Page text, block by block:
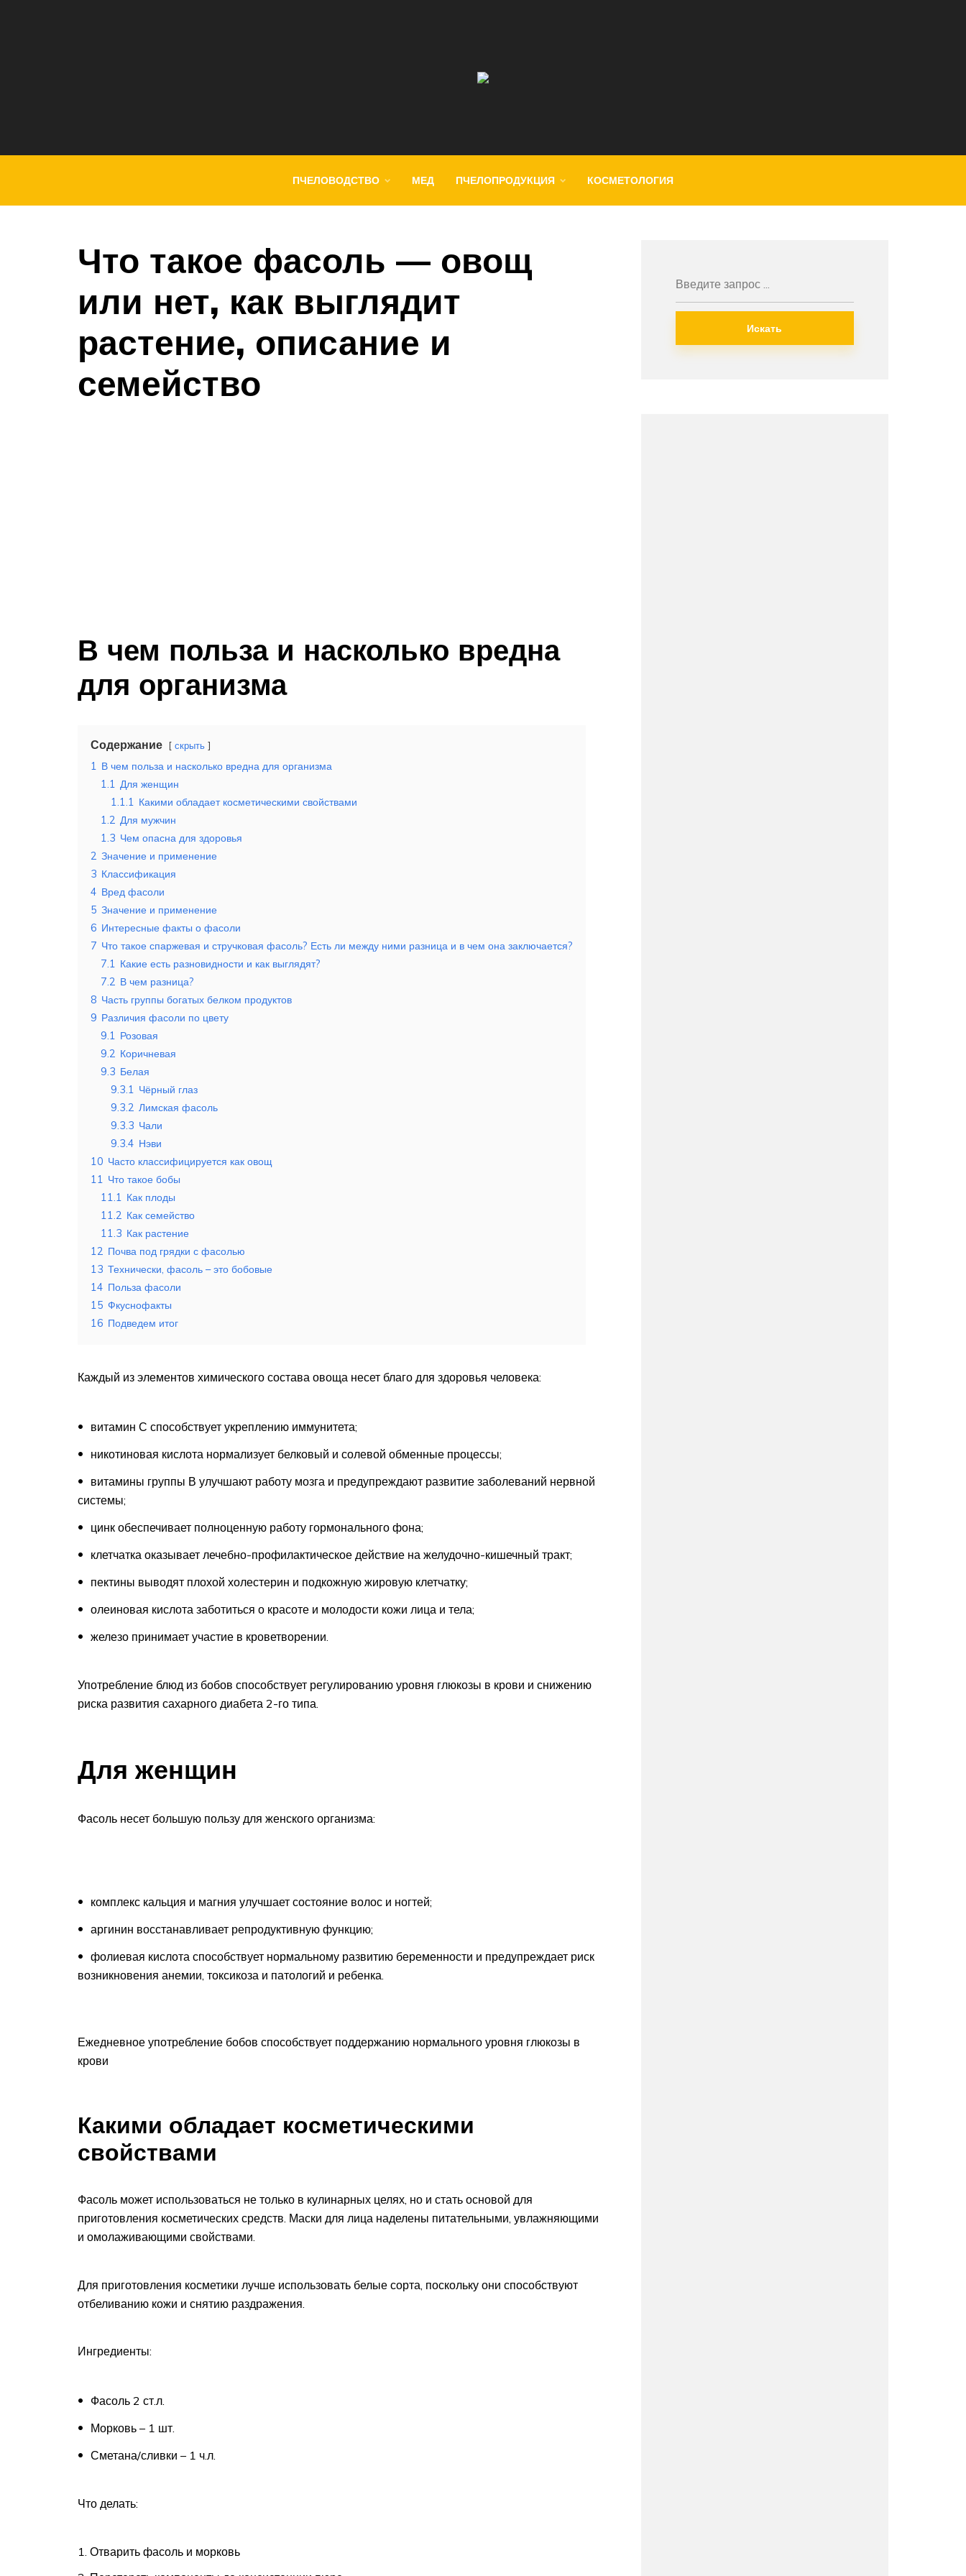
ПЧЕЛОВОДСТВО МЕД ПЧЕЛОПРОДУКЦИЯ КОСМЕТОЛОГИЯ
Что такое фасоль — овощ
или нет, как выглядит
растение, описание и
семейство
В чем польза и насколько вредна
для организма
Содержание скрыть
1 В чем польза и насколько вредна для организма
1.1 Для женщин
1.1.1 Какими обладает косметическими свойствами
1.2 Для мужчин
1.3 Чем опасна для здоровья
2 Значение и применение
3 Классификация
4 Вред фасоли
5 Значение и применение
6 Интересные факты о фасоли
7 Что такое спаржевая и стручковая фасоль? Есть ли между ними разница и в чем она заключается?
7.1 Какие есть разновидности и как выглядят?
7.2 В чем разница?
8 Часть группы богатых белком продуктов
9 Различия фасоли по цвету
9.1 Розовая
9.2 Коричневая
9.3 Белая
9.3.1 Чёрный глаз
9.3.2 Лимская фасоль
9.3.3 Чали
9.3.4 Нэви
10 Часто классифицируется как овощ
11 Что такое бобы
11.1 Как плоды
11.2 Как семейство
11.3 Как растение
12 Почва под грядки с фасолью
13 Технически, фасоль – это бобовые
14 Польза фасоли
15 Фкуснофакты
16 Подведем итог
Каждый из элементов химического состава овоща несет благо для здоровья человека:
витамин С способствует укреплению иммунитета;
никотиновая кислота нормализует белковый и солевой обменные процессы;
витамины группы В улучшают работу мозга и предупреждают развитие заболеваний нервной
системы;
цинк обеспечивает полноценную работу гормонального фона;
клетчатка оказывает лечебно-профилактическое действие на желудочно-кишечный тракт;
пектины выводят плохой холестерин и подкожную жировую клетчатку;
олеиновая кислота заботиться о красоте и молодости кожи лица и тела;
железо принимает участие в кроветворении.
Употребление блюд из бобов способствует регулированию уровня глюкозы в крови и снижению
риска развития сахарного диабета 2-го типа.
Для женщин
Фасоль несет большую пользу для женского организма:
комплекс кальция и магния улучшает состояние волос и ногтей;
аргинин восстанавливает репродуктивную функцию;
фолиевая кислота способствует нормальному развитию беременности и предупреждает риск
возникновения анемии, токсикоза и патологий и ребенка.
Ежедневное употребление бобов способствует поддержанию нормального уровня глюкозы в
крови
Какими обладает косметическими
свойствами
Фасоль может использоваться не только в кулинарных целях, но и стать основой для
приготовления косметических средств. Маски для лица наделены питательными, увлажняющими
и омолаживающими свойствами.
Для приготовления косметики лучше использовать белые сорта, поскольку они способствуют
отбеливанию кожи и снятию раздражения.
Ингредиенты:
Фасоль 2 ст.л.
Морковь – 1 шт.
Сметана/сливки – 1 ч.л.
Что делать:
Отварить фасоль и морковь
Искать